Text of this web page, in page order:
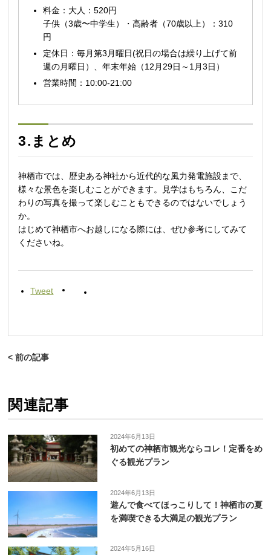
料金：大人：520円
子供（3歳〜中学生）・高齢者（70歳以上）：310
円
定休日：毎月第3月曜日(祝日の場合は繰り上げて前
週の月曜日）、年末年始（12月29日～1月3日）
営業時間：10:00-21:00
3.まとめ
神栖市では、歴史ある神社から近代的な風力発電施設まで、
様々な景色を楽しむことができます。見学はもちろん、こだ
わりの写真を撮って楽しむこともできるのではないでしょう
か。
はじめて神栖市へお越しになる際には、ぜひ参考にしてみて
くださいね。
Tweet
< 前の記事
関連記事
2024年6月13日
初めての神栖市観光ならコレ！定番をめ
ぐる観光プラン
2024年6月13日
遊んで食べてほっこりして！神栖市の夏
を満喫できる大満足の観光プラン
2024年5月16日